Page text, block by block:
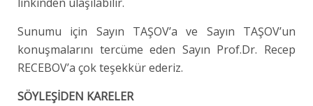
Sunumu için Sayın TAŞOV’a ve Sayın TAŞOV’un
konuşmalarını tercüme eden Sayın Prof.Dr. Recep
RECEBOV’a çok teşekkür ederiz.
SÖYLEŞİDEN KARELER